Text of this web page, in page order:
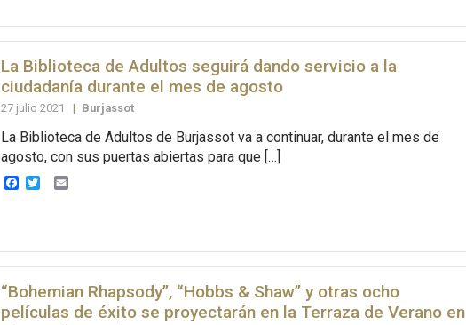
La Biblioteca de Adultos seguirá dando servicio a la
ciudadanía durante el mes de agosto
27 julio 2021 | Burjassot
La Biblioteca de Adultos de Burjassot va a continuar, durante el mes de
agosto, con sus puertas abiertas para que […]
Facebook
Twitter
“Bohemian Rhapsody”, “Hobbs & Shaw” y otras ocho
películas de éxito se proyectarán en la Terraza de Verano en